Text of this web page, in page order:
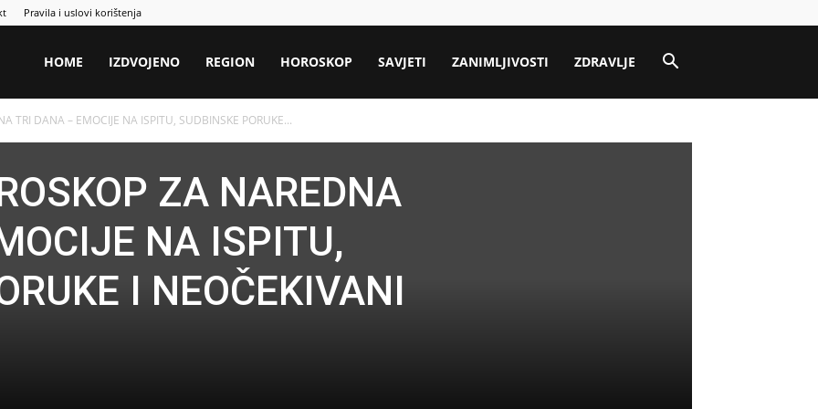
Pravila i uslovi korištenja
HOME IZDVOJENO REGION HOROSKOP SAVJETI ZANIMLJIVOSTI ZDRAVLJE
TRI DANA – EMOCIJE NA ISPITU, SUDBINSKE PORUKE...
ZA NAREDNA
NA ISPITU,
I NEOČEKIVANI